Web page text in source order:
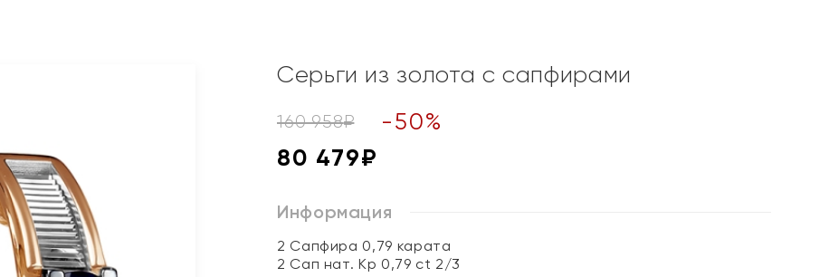
Серьги из золота с сапфирами
160 958₽ -50%
80 479₽
Информация
2 Сапфира 0,79 карата
2 Сап нат. Кр 0,79 ct 2/3